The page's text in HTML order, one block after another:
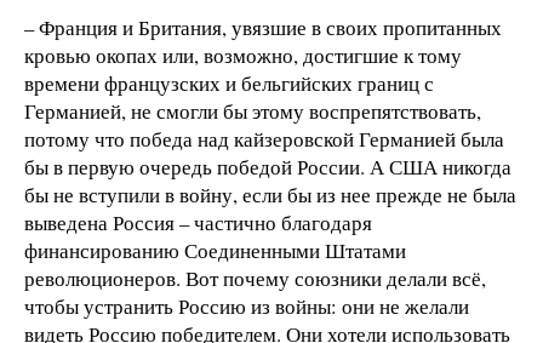
– Франция и Британия, увязшие в своих пропитанных
кровью окопах или, возможно, достигшие к тому
времени французских и бельгийских границ с
Германией, не смогли бы этому воспрепятствовать,
потому что победа над кайзеровской Германией была
бы в первую очередь победой России. А США никогда
бы не вступили в войну, если бы из нее прежде не была
выведена Россия – частично благодаря
финансированию Соединенными Штатами
революционеров. Вот почему союзники делали всё,
чтобы устранить Россию из войны: они не желали
видеть Россию победителем. Они хотели использовать